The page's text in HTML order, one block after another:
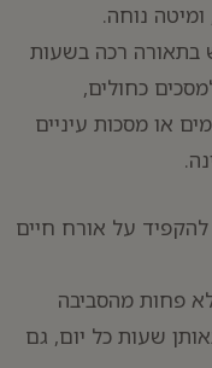
נוחה.
רכה בשעות
כחולים,
או מסכות עיניים
על אורח חיים
פחות מהסביבה
שעות כל יום, גם